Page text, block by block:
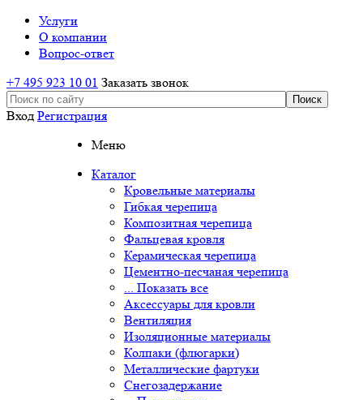
Услуги
О компании
Вопрос-ответ
+7 495 923 10 01 Заказать звонок
Вход Регистрация
Меню
Каталог
Кровельные материалы
Гибкая черепица
Композитная черепица
Фальцевая кровля
Керамическая черепица
Цементно-песчаная черепица
... Показать все
Аксессуары для кровли
Вентиляция
Изоляционные материалы
Колпаки (флюгарки)
Металлические фартуки
Снегозадержание